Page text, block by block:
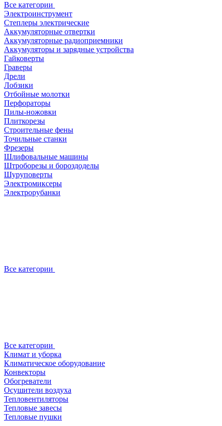
Все категории
Электроинструмент
Степлеры электрические
Аккумуляторные отвертки
Аккумуляторные радиоприемники
Аккумуляторы и зарядные устройства
Гайковерты
Граверы
Дрели
Лобзики
Отбойные молотки
Перфораторы
Пилы-ножовки
Плиткорезы
Строительные фены
Точильные станки
Фрезеры
Шлифовальные машины
Штроборезы и бороздоделы
Шуруповерты
Электромиксеры
Электрорубанки
Все категории
Все категории
Климат и уборка
Климатическое оборудование
Конвекторы
Обогреватели
Осушители воздуха
Тепловентиляторы
Тепловые завесы
Тепловые пушки